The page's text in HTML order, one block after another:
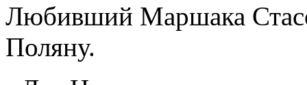
Любивший Маршака
Поляну.